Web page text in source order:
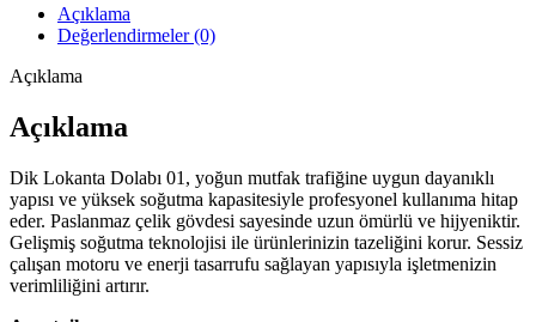
Açıklama
Değerlendirmeler (0)
Açıklama
Açıklama
Dik Lokanta Dolabı 01, yoğun mutfak trafiğine uygun dayanıklı
yapısı ve yüksek soğutma kapasitesiyle profesyonel kullanıma hitap
eder. Paslanmaz çelik gövdesi sayesinde uzun ömürlü ve hijyeniktir.
Gelişmiş soğutma teknolojisi ile ürünlerinizin tazeliğini korur. Sessiz
çalışan motoru ve enerji tasarrufu sağlayan yapısıyla işletmenizin
verimliliğini artırır.